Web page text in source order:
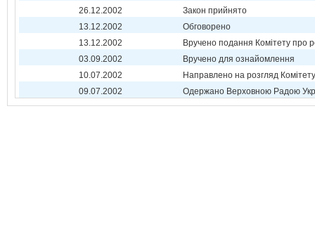
26.12.2002
Закон прийнято
13.12.2002
Обговорено
13.12.2002
Вручено подання Комітету про
03.09.2002
Вручено для ознайомлення
10.07.2002
Направлено на розгляд Комітету
09.07.2002
Одержано Верховною Радою